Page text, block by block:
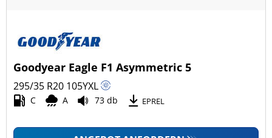
Goodyear Eagle F1 Asymmetric 5
295/35 R20 105YXL
C A 73 db EPREL